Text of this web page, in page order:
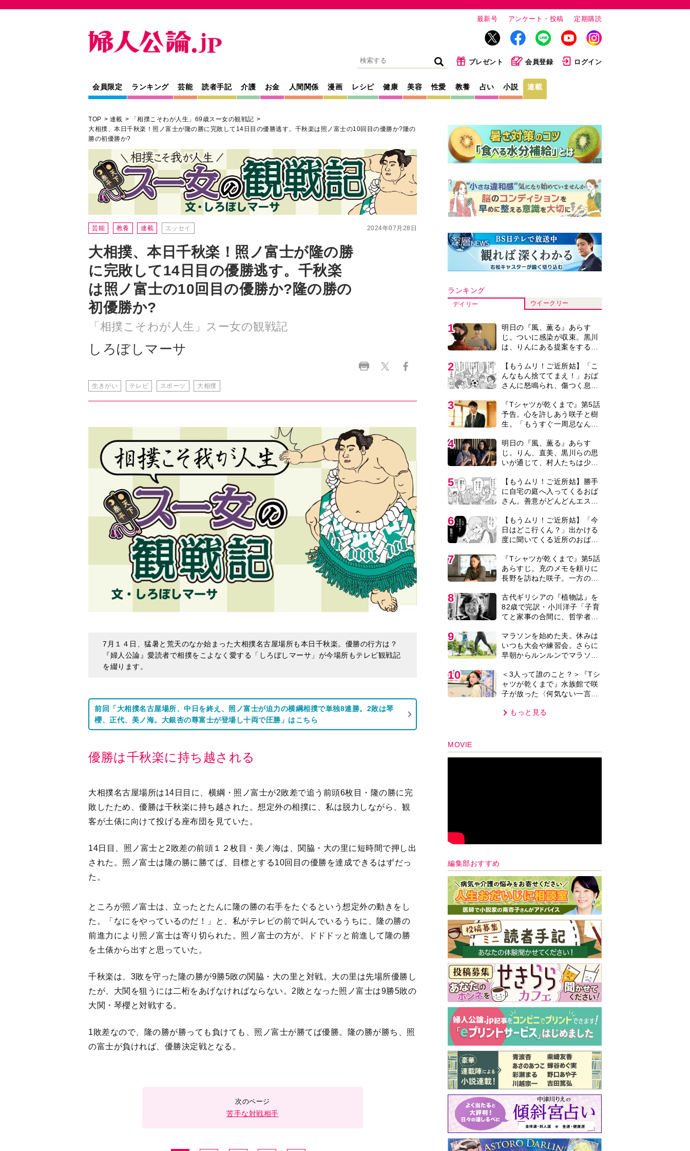
最新号 アンケート・投稿 定期購読
プレゼント 会員登録 ログイン
会員限定 ランキング 芸能 読者手記 介護 お金 人間関係 漫画 レシピ 健康 美容 性愛 教養 占い 小説 連載
TOP 連載
「相撲こそわが人生」69歳スー女の観戦記
大相撲、本日千秋楽！照ノ富士が隆の勝に完敗して14日目の優勝逃す。千秋楽は照ノ富士の10回目の優勝か?隆の
勝の初優勝か?
2024年07月28日
芸能 教養 連載 エッセイ
大相撲、本日千秋楽！照ノ富士が隆の勝
に完敗して14日目の優勝逃す。千秋楽
は照ノ富士の10回目の優勝か?隆の勝の
初優勝か?
「相撲こそわが人生」スー女の観戦記
しろぼしマーサ
生きがい テレビ スポーツ 大相撲
7月１４日、猛暑と荒天のなか始まった大相撲名古屋場所も本日千秋楽。優勝の行方は？
『婦人公論』愛読者で相撲をこよなく愛する「しろぼしマーサ」が今場所もテレビ観戦記
を綴ります。
前回「大相撲名古屋場所、中日を終え、照ノ富士が迫力の横綱相撲で単独8連勝。2敗は琴
櫻、正代、美ノ海。大銀杏の尊富士が登場し十両で圧勝」はこちら
優勝は千秋楽に持ち越される
大相撲名古屋場所は14日目に、横綱・照ノ富士が2敗差で追う前頭6枚目・隆の勝に完
敗したため、優勝は千秋楽に持ち越された。想定外の相撲に、私は脱力しながら、観
客が土俵に向けて投げる座布団を見ていた。
14日目、照ノ富士と2敗差の前頭１２枚目・美ノ海は、関脇・大の里に短時間で押し出
された。照ノ富士は隆の勝に勝てば、目標とする10回目の優勝を達成できるはずだっ
た。
ところが照ノ富士は、立ったとたんに隆の勝の右手をたぐるという想定外の動きをし
た。「なにをやっているのだ！」と、私がテレビの前で叫んでいるうちに、隆の勝の
前進力により照ノ富士は寄り切られた。照ノ富士の方が、ドドドッと前進して隆の勝
を土俵から出すと思っていた。
千秋楽は、3敗を守った隆の勝が9勝5敗の関脇・大の里と対戦。大の里は先場所優勝し
たが、大関を狙うには二桁をあげなければならない。2敗となった照ノ富士は9勝5敗の
大関・琴櫻と対戦する。
1敗差なので、隆の勝が勝っても負けても、照ノ富士が勝てば優勝。隆の勝が勝ち、照
の富士が負ければ、優勝決定戦となる。
苦手な対戦相手
ランキング
デイリー ウイークリー
1
明日の『風、薫る』あらす
じ。ついに感染が収束。黒川
は、りんにある提案をする＜
2
【もうムリ！ご近所姑】「こ
んなもん捨ててまえ！」おば
さんに怒鳴られ、傷つく息
【第3話】
3
『Tシャツが乾くまで』第5話
予告。心を許しあう咲子と樹
生。「もうすぐ一周忌なんで
レあり＞
4
明日の『風、薫る』あらす
じ。りん、直美、黒川らの思
いが通じて、村人たちは少し
バレあり＞
5
【もうムリ！ご近所姑】勝手
に自宅の庭へ入ってくるおば
さん。善意がどんどんエスカ
6
【もうムリ！ご近所姑】「今
日はどこ行くん？」出かける
度に聞いてくる近所のおばさ
まり…【第1話】
7
『Tシャツが乾くまで』第5話
あらすじ。充のメモを頼りに
長野を訪ねた咲子。一方の樹
タバレあり＞
8
古代ギリシアの『植物誌』を
82歳で完訳・小川洋子「子育
てと家事の合間に、哲学者テ
年」
9
マラソンを始めた夫。休みは
いつも大会や練習会。さらに
早朝からルンルンでマラソン
うになり…
10
＜3人って誰のこと？＞『Tシ
ャツが乾くまで』水族館で咲
子が放った〈何気ない一言〉
線？」「子どもの話だと…」
もっと見る
MOVIE
編集部おすすめ